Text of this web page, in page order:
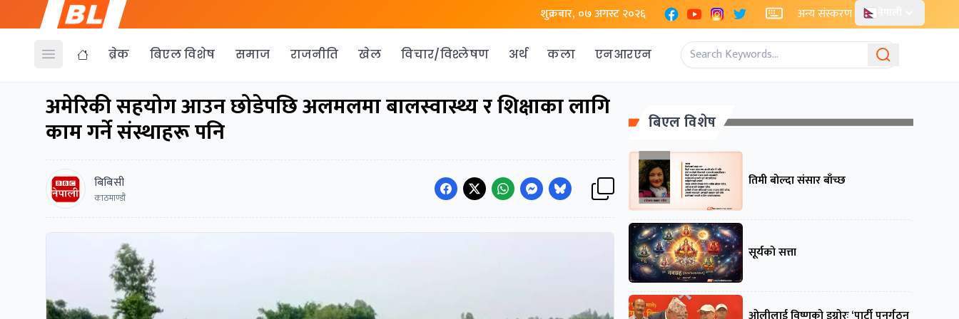
शुक्रबार, ०७ अगस्ट २०२६ FacebookYouTubeInstagram
X अन्य संस्करण
Open menu ब्रेक बिएल विशेष समाज राजनीति खेल विचार/विश्लेषण अर्थ कला एनआरएन
अमेरिकी सहयोग आउन छोडेपछि अलमलमा बालस्वास्थ्य र शिक्षाका लागि
काम गर्ने संस्थाहरू पनि
बिबिसी
काठमाण्डौं
बिएल विशेष
तिमी बोल्दा संसार बाँच्छ
सूर्यको सत्ता